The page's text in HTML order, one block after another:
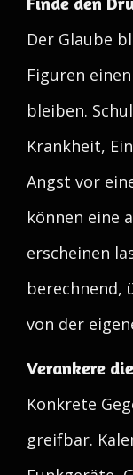
Der Glaube
Figuren
bleiben.
Krankheit,
Angst vor
können eine
erscheinen
berechnend,
von der
Verankere
Konkrete
greifbar.